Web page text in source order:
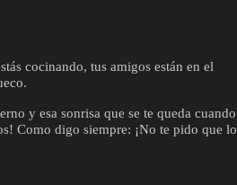
cocinando, tus amigos están en el
y esa sonrisa que se te queda cuando
Como digo siempre: ¡No te pido que lo